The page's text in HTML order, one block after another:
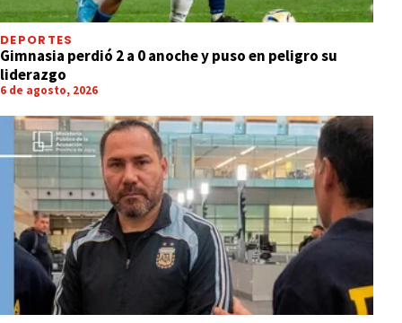
DEPORTES
Gimnasia perdió 2 a 0 anoche y puso en peligro su
liderazgo
6 de agosto, 2026